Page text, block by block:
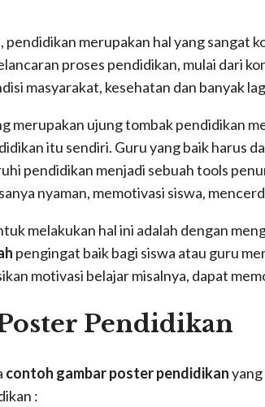
pendidikan merupakan hal yang sangat
proses pendidikan, mulai dari
masyarakat, kesehatan dan banyak
merupakan ujung tombak pendidikan
itu sendiri. Guru yang baik harus
pendidikan menjadi sebuah tools
nyaman, memotivasi siswa,
melakukan hal ini adalah dengan
pengingat baik bagi siswa atau guru
motivasi belajar misalnya, dapat
Pendidikan
contoh gambar poster pendidikan
: